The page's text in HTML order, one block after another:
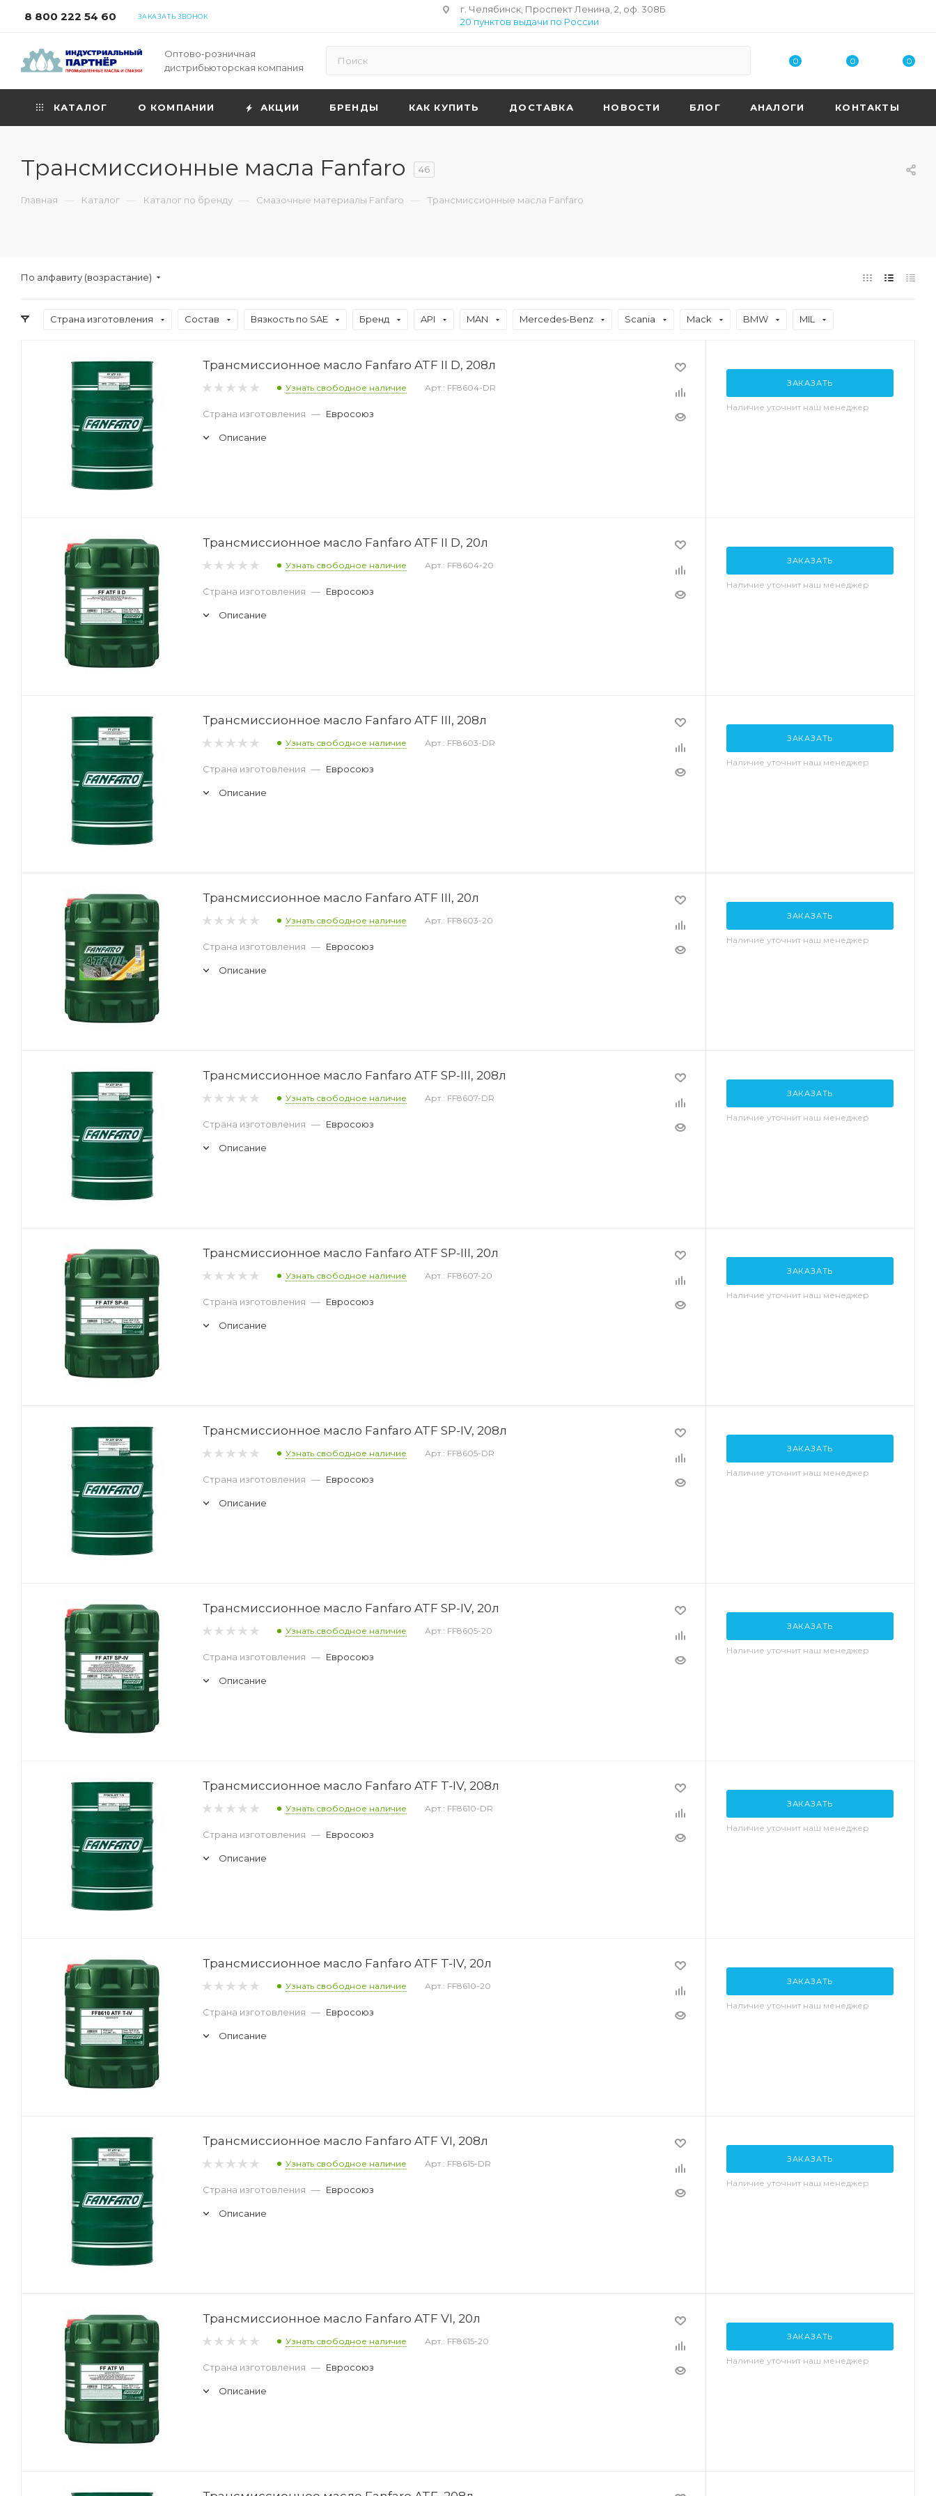
8 800 222 54 60 ЗАКАЗАТЬ ЗВОНОК
г. Челябинск, Проспект Ленина, 2, оф. 308Б
20 пунктов выдачи по России
Оптово-розничная
дистрибьюторская компания
0 0 0
КАТАЛОГ О КОМПАНИИ АКЦИИ БРЕНДЫ КАК КУПИТЬ ДОСТАВКА НОВОСТИ БЛОГ АНАЛОГИ КОНТАКТЫ
Трансмиссионные масла Fanfaro 46
Главная — Каталог — Каталог по бренду — Смазочные материалы Fanfaro — Трансмиссионные масла Fanfaro
По алфавиту (возрастание)
Страна изготовления Состав Вязкость по SAE Бренд API MAN Mercedes-Benz Scania Mack BMW MIL
Трансмиссионное масло Fanfaro ATF II D, 208л
Узнать свободное наличие Арт.: FF8604-DR
Страна изготовления — Евросоюз
Описание
ЗАКАЗАТЬ
Наличие уточнит наш менеджер
Трансмиссионное масло Fanfaro ATF II D, 20л
Узнать свободное наличие Арт.: FF8604-20
Страна изготовления — Евросоюз
Описание
ЗАКАЗАТЬ
Наличие уточнит наш менеджер
Трансмиссионное масло Fanfaro ATF III, 208л
Узнать свободное наличие Арт.: FF8603-DR
Страна изготовления — Евросоюз
Описание
ЗАКАЗАТЬ
Наличие уточнит наш менеджер
Трансмиссионное масло Fanfaro ATF III, 20л
Узнать свободное наличие Арт.: FF8603-20
Страна изготовления — Евросоюз
Описание
ЗАКАЗАТЬ
Наличие уточнит наш менеджер
Трансмиссионное масло Fanfaro ATF SP-III, 208л
Узнать свободное наличие Арт.: FF8607-DR
Страна изготовления — Евросоюз
Описание
ЗАКАЗАТЬ
Наличие уточнит наш менеджер
Трансмиссионное масло Fanfaro ATF SP-III, 20л
Узнать свободное наличие Арт.: FF8607-20
Страна изготовления — Евросоюз
Описание
ЗАКАЗАТЬ
Наличие уточнит наш менеджер
Трансмиссионное масло Fanfaro ATF SP-IV, 208л
Узнать свободное наличие Арт.: FF8605-DR
Страна изготовления — Евросоюз
Описание
ЗАКАЗАТЬ
Наличие уточнит наш менеджер
Трансмиссионное масло Fanfaro ATF SP-IV, 20л
Узнать свободное наличие Арт.: FF8605-20
Страна изготовления — Евросоюз
Описание
ЗАКАЗАТЬ
Наличие уточнит наш менеджер
Трансмиссионное масло Fanfaro ATF T-IV, 208л
Узнать свободное наличие Арт.: FF8610-DR
Страна изготовления — Евросоюз
Описание
ЗАКАЗАТЬ
Наличие уточнит наш менеджер
Трансмиссионное масло Fanfaro ATF T-IV, 20л
Узнать свободное наличие Арт.: FF8610-20
Страна изготовления — Евросоюз
Описание
ЗАКАЗАТЬ
Наличие уточнит наш менеджер
Трансмиссионное масло Fanfaro ATF VI, 208л
Узнать свободное наличие Арт.: FF8615-DR
Страна изготовления — Евросоюз
Описание
ЗАКАЗАТЬ
Наличие уточнит наш менеджер
Трансмиссионное масло Fanfaro ATF VI, 20л
Узнать свободное наличие Арт.: FF8615-20
Страна изготовления — Евросоюз
Описание
ЗАКАЗАТЬ
Наличие уточнит наш менеджер